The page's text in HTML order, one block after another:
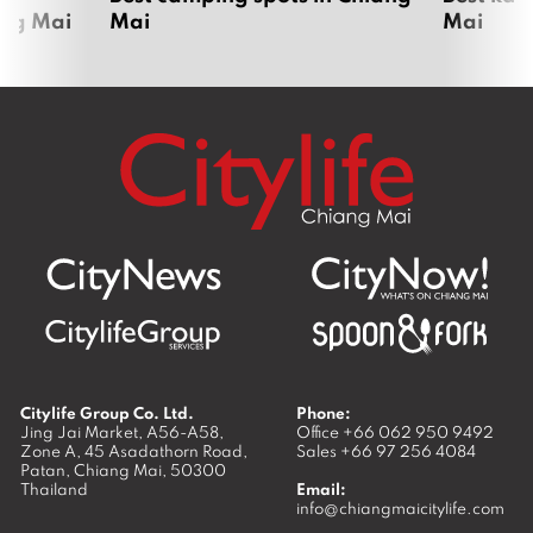
Mai
Mai
Mai
Citylife Group Co. Ltd.
Jing Jai Market, A56-A58,
Zone A, 45 Asadathorn Road,
Patan, Chiang Mai, 50300
Thailand
Phone:
Office +66 062 950 9492
Sales +66 97 256 4084
Email:
info@chiangmaicitylife.com